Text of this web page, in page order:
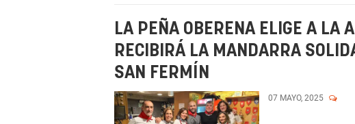
LA PEÑA OBERENA ELIGE A LA
RECIBIRÁ LA MANDARRA
SAN FERMÍN
07 MAYO, 2025